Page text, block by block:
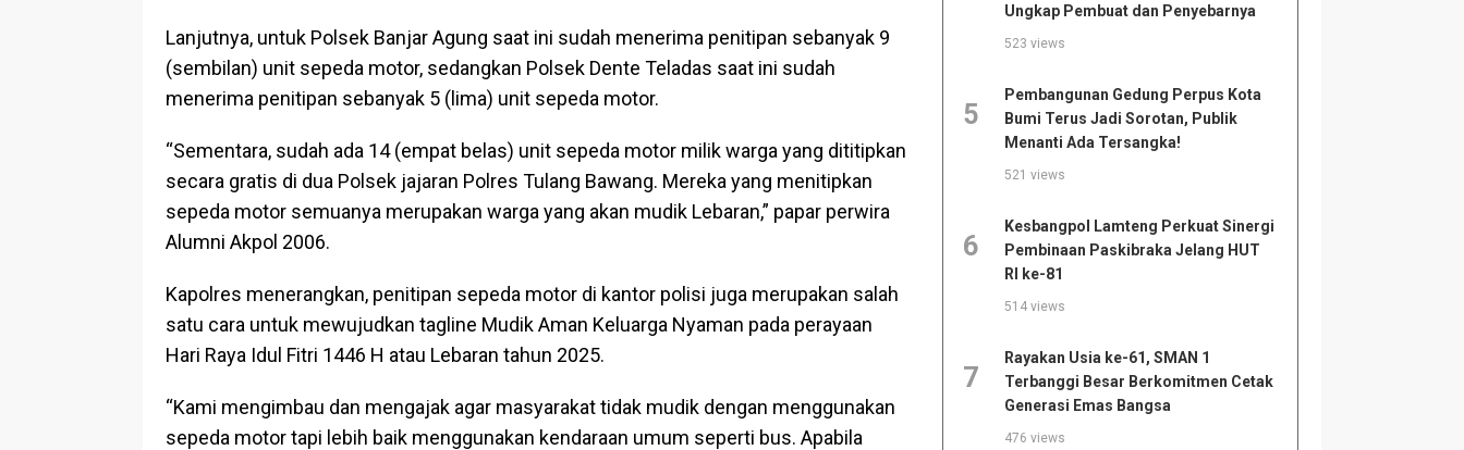
Lanjutnya, untuk Polsek Banjar Agung saat ini sudah menerima penitipan sebanyak 9
(sembilan) unit sepeda motor, sedangkan Polsek Dente Teladas saat ini sudah
menerima penitipan sebanyak 5 (lima) unit sepeda motor.
“Sementara, sudah ada 14 (empat belas) unit sepeda motor milik warga yang dititipkan
secara gratis di dua Polsek jajaran Polres Tulang Bawang. Mereka yang menitipkan
sepeda motor semuanya merupakan warga yang akan mudik Lebaran,” papar perwira
Alumni Akpol 2006.
Kapolres menerangkan, penitipan sepeda motor di kantor polisi juga merupakan salah
satu cara untuk mewujudkan tagline Mudik Aman Keluarga Nyaman pada perayaan
Hari Raya Idul Fitri 1446 H atau Lebaran tahun 2025.
“Kami mengimbau dan mengajak agar masyarakat tidak mudik dengan menggunakan
sepeda motor tapi lebih baik menggunakan kendaraan umum seperti bus. Apabila
Ungkap Pembuat dan Penyebarnya
523 views
5
Pembangunan Gedung Perpus Kota
Bumi Terus Jadi Sorotan, Publik
Menanti Ada Tersangka!
521 views
6
Kesbangpol Lamteng Perkuat Sinergi
Pembinaan Paskibraka Jelang HUT
RI ke-81
514 views
7
Rayakan Usia ke-61, SMAN 1
Terbanggi Besar Berkomitmen Cetak
Generasi Emas Bangsa
476 views